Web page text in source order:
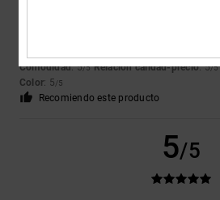
Comodidad: 5/5 Relación calidad-precio: 5/5
Color: 5/5
Recomiendo este producto
5/5